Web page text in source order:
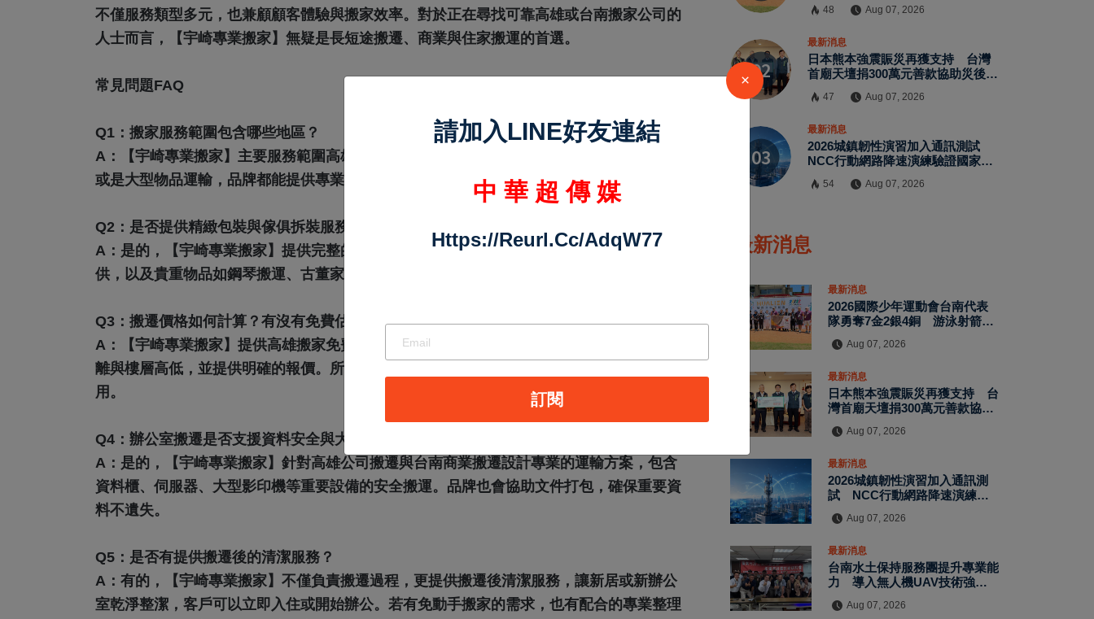
不僅服務類型多元，也兼顧顧客體驗與搬家效率。對於正在尋找可靠高雄或台南搬家公司的
人士而言，【宇崎專業搬家】無疑是長短途搬遷、商業與住家搬運的首選。
常見問題FAQ
Q1：搬家服務範圍包含哪些地區？
A：
【宇崎專業搬家】主要服務範圍高雄市及全省，不論是住家搬遷、學生搬家、公司搬遷
或是大型物品運輸，品牌都能提供專業且完善的搬遷服務。
Q2：是否提供精緻包裝與傢俱拆裝服務？
A： 是的，【宇崎專業搬家】提供完整的精緻搬家服務，包含傢俱的拆裝、包裝材料的提
供，以及貴重物品如鋼琴搬運、古董家具運輸的特別防護處理，確保運輸過程安全無損。
Q3：搬遷價格如何計算？有沒有免費估價？
A：
【宇崎專業搬家】提供高雄搬家免費估價服務，專業人員會到府評估傢俱數量、搬遷距
離與樓層高低，並提供明確的報價。所有價格皆簽訂合約保障，避免臨時加價或不透明的費
用。
Q4：辦公室搬遷是否支援資料安全與大型設備的搬運？
A： 是的，【宇崎專業搬家】針對高雄公司搬遷與台南商業搬遷設計專業的運輸方案，包含
資料櫃、伺服器、大型影印機等重要設備的安全搬運。品牌也會協助文件打包，確保重要資
料不遺失。
Q5：是否有提供搬遷後的清潔服務？
A： 有的，【宇崎專業搬家】不僅負責搬遷過程，更提供搬遷後清潔服務，讓新居或新辦公
室乾淨整潔，客戶可以立即入住或開始辦公。若有免動手搬家的需求，也有配合的專業整理
48 Aug 07, 2026
最新消息
日本熊本強震賑災再獲支持 台灣
首廟天壇捐300萬元善款協助災後復
47 Aug 07, 2026
最新消息
2026城鎮韌性演習加入通訊測試
NCC行動網路降速演練驗證國家通
54 Aug 07, 2026
最新消息
最新消息
2026國際少年運動會台南代表
隊勇奪7金2銀4銅 游泳射箭籃
Aug 07, 2026
最新消息
日本熊本強震賑災再獲支持 台
灣首廟天壇捐300萬元善款協助
Aug 07, 2026
最新消息
2026城鎮韌性演習加入通訊測
試 NCC行動網路降速演練驗
Aug 07, 2026
最新消息
台南水土保持服務團提升專業能
力 導入無人機UAV技術強化
Aug 07, 2026
×
請加入LINE好友連結
中 華 超 傳 媒
Https://reurl.cc/adqW77
訂閱